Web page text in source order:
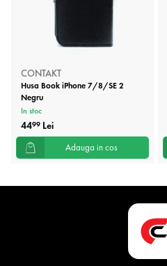
CONTAKT
Husa Book iPhone 7/8/SE 2
Negru
In stoc
4499 Lei
Adauga in cos